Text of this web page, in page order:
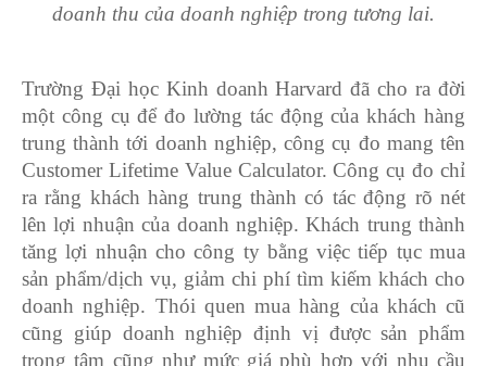
doanh thu của doanh nghiệp trong tương lai.
Trường Đại học Kinh doanh Harvard đã cho ra đời
một công cụ để đo lường tác động của khách hàng
trung thành tới doanh nghiệp, công cụ đo mang tên
Customer Lifetime Value Calculator. Công cụ đo chỉ
ra rằng khách hàng trung thành có tác động rõ nét
lên lợi nhuận của doanh nghiệp. Khách trung thành
tăng lợi nhuận cho công ty bằng việc tiếp tục mua
sản phẩm/dịch vụ, giảm chi phí tìm kiếm khách cho
doanh nghiệp. Thói quen mua hàng của khách cũ
cũng giúp doanh nghiệp định vị được sản phẩm
trọng tâm cũng như mức giá phù hợp với nhu cầu